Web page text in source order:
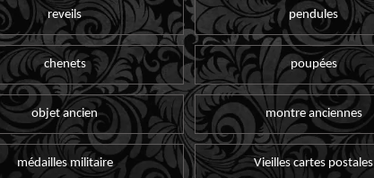
reveils pendules
chenets poupées
objet ancien montre anciennes
médailles militaire Vieilles cartes postales